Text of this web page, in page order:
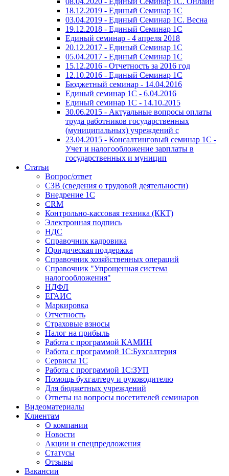
18.12.2019 - Единый Семинар 1С
03.04.2019 - Единый Семинар 1С. Весна
19.12.2018 - Единый Семинар 1С
Единый семинар - 4 апреля 2018
20.12.2017 - Единый Семинар 1С
05.04.2017 - Единый Семинар 1С
15.12.2016 - Отчетность за 2016 год
12.10.2016 - Единый Семинар 1С
Бюджетный семинар - 14.04.2016
Единый семинар 1С - 6.04.2016
Единый семинар 1С - 14.10.2015
30.06.2015 - Актуальные вопросы оплаты
труда работников государственных
(муниципальных) учреждений с
23.04.2015 - Консалтинговый семинар 1С -
Учет и налогообложение зарплаты в
государственных и муницип
Статьи
Вопрос/ответ
СЗВ (сведения о трудовой деятельности)
Внедрение 1С
CRM
Контрольно-кассовая техника (ККТ)
Электронная подпись
НДС
Справочник кадровика
Юридическая поддержка
Справочник хозяйственных операций
Справочник "Упрощенная система
налогообложения"
НДФЛ
ЕГАИС
Маркировка
Отчетность
Страховые взносы
Налог на прибыль
Работа с программой КАМИН
Работа с программой 1С:Бухгалтерия
Сервисы 1С
Работа с программой 1С:ЗУП
Помощь бухгалтеру и руководителю
Для бюджетных учреждений
Ответы на вопросы посетителей семинаров
Видеоматериалы
Клиентам
О компании
Новости
Акции и спецпредложения
Статусы
Отзывы
Вакансии